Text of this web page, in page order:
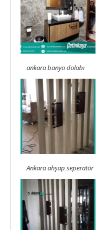
ankara banyo dolabı
Ankara ahşap seperatör